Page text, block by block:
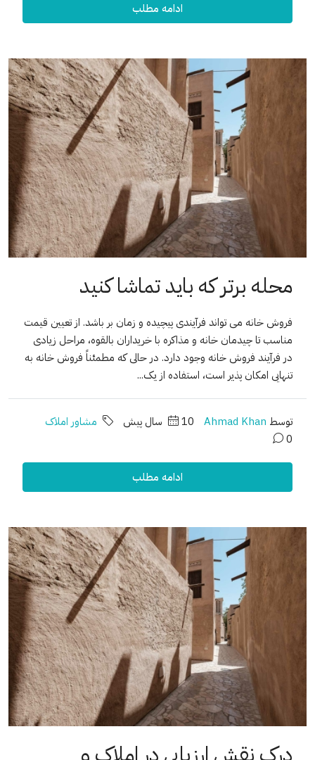
ادامه مطلب
محله برتر که باید تماشا کنید
فروش خانه می تواند فرآیندی پیچیده و زمان بر باشد. از تعیین قیمت
مناسب تا چیدمان خانه و مذاکره با خریداران بالقوه، مراحل زیادی
در فرآیند فروش خانه وجود دارد. در حالی که مطمئناً فروش خانه به
تنهایی امکان پذیر است، استفاده از یک...
توسط Ahmad Khan 10 سال پیش
مشاور املاک
0
ادامه مطلب